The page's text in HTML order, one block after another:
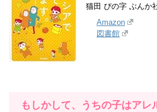
猫田 ぴの字 ぶんか
Amazon
図書館
もしかして、うちの子はアレ